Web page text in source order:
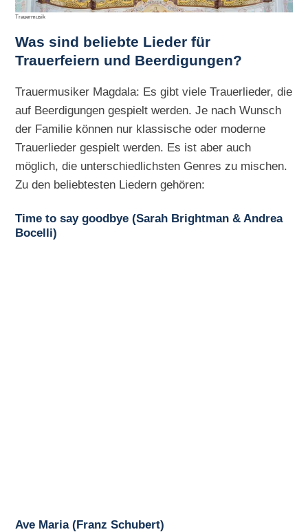
Trauermusik
Was sind beliebte Lieder für
Trauerfeiern und Beerdigungen?
Trauermusiker Magdala: Es gibt viele Trauerlieder, die
auf Beerdigungen gespielt werden. Je nach Wunsch
der Familie können nur klassische oder moderne
Trauerlieder gespielt werden. Es ist aber auch
möglich, die unterschiedlichsten Genres zu mischen.
Zu den beliebtesten Liedern gehören:
Time to say goodbye (Sarah Brightman & Andrea
Bocelli)
Ave Maria (Franz Schubert)